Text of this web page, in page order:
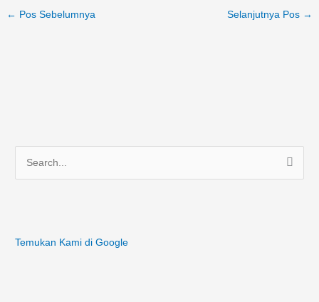
← Pos Sebelumnya Selanjutnya Pos →
u
Temukan Kami di Google